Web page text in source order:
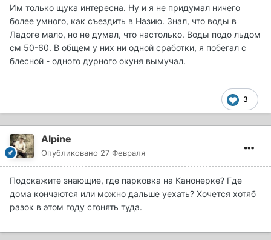
Им только щука интересна. Ну и я не придумал ничего
более умного, как съездить в Назию. Знал, что воды в
Ладоге мало, но не думал, что настолько. Воды подо льдом
см 50-60. В общем у них ни одной сработки, я побегал с
блесной - одного дурного окуня вымучал.
3
Alpine
Опубликовано 27 Февраля
Подскажите знающие, где парковка на Канонерке? Где
дома кончаются или можно дальше уехать? Хочется хотяб
разок в этом году сгонять туда.